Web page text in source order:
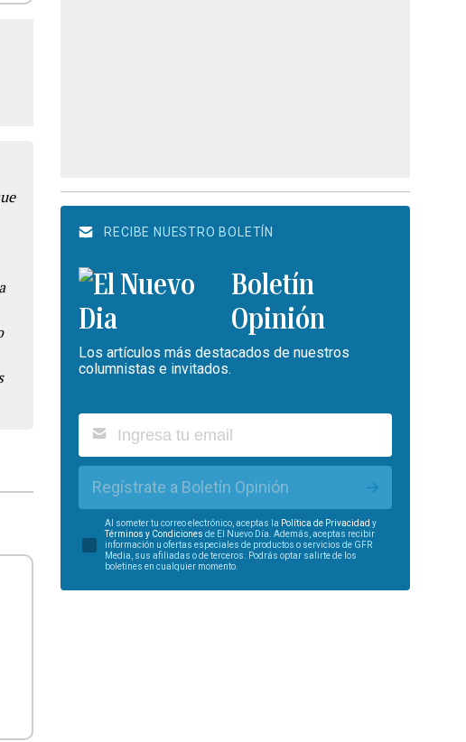
RECIBE NUESTRO BOLETÍN
Boletín
Opinión
Los artículos más destacados de nuestros
columnistas e invitados.
Regístrate a Boletín Opinión
Al someter tu correo electrónico, aceptas la Política de Privacidad y
Términos y Condiciones de El Nuevo Día. Además, aceptas recibir
información u ofertas especiales de productos o servicios de GFR
Media, sus afiliadas o de terceros. Podrás optar salirte de los
boletines en cualquier momento.